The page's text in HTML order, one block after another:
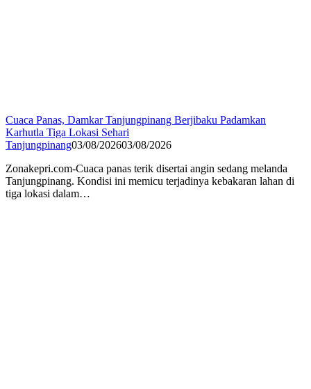
Cuaca Panas, Damkar Tanjungpinang Berjibaku Padamkan
Karhutla Tiga Lokasi Sehari
Tanjungpinang03/08/202603/08/2026
Zonakepri.com-Cuaca panas terik disertai angin sedang melanda
Tanjungpinang. Kondisi ini memicu terjadinya kebakaran lahan di
tiga lokasi dalam…